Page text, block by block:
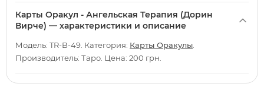
Карты Оракул - Ангельская Терапия (Дорин
Вирче) — характеристики и описание
Модель: TR-B-49. Категория: Карты Оракулы
Производитель: Таро. Цена: 200 грн.